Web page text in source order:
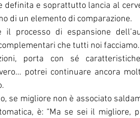
definita e soprattutto lancia al
di un elemento di comparazione.
processo di espansione
che tutti noi facciamo.
porta con sé
potrei continuare ancora
se migliore non è associato
è: “Ma se sei il migliore,